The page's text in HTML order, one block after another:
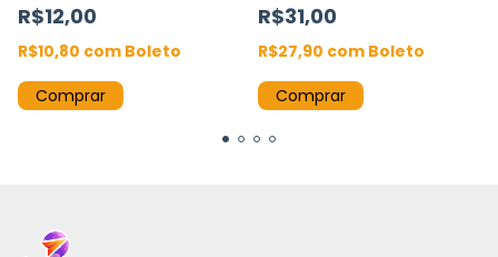
R$12,00
R$10,80 com Boleto
Comprar
Drama
R$31,00
R$27,90 com Boleto
Comprar